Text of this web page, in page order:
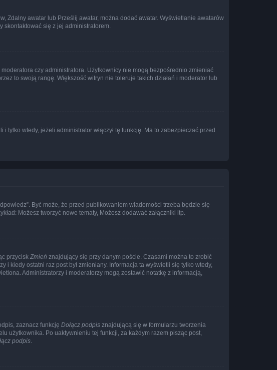
Zdalny awatar lub Prześlij awatar, można dodać awatar. Wyświetlanie awatarów
skontaktować się z jej administratorem.
czy administratora. Użytkownicy nie mogą bezpośrednio zmieniać
to swoją rangę. Większość witryn nie toleruje takich działań i moderator lub
wtedy, jeżeli administrator włączył tę funkcję. Ma to zabezpieczać przed
Być może, że przed publikowaniem wiadomości trzeba będzie się
Możesz tworzyć nowe tematy, Możesz dodawać załączniki itp.
przycisk Zmień znajdujący się przy danym poście. Czasami można to zrobić
kiedy ostatni raz post był zmieniany. Informacja ta wyświetli się tylko wtedy,
Administratorzy i moderatorzy mogą zostawić notatkę z informacją,
zaznacz funkcję Dołącz podpis znajdującą się w formularzu tworzenia
użytkownika. Po uaktywnieniu tej funkcji, za każdym razem pisząc post,
podpis.